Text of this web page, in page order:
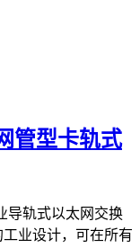
管型卡轨式
导轨式以太网交换
业设计，可在所有